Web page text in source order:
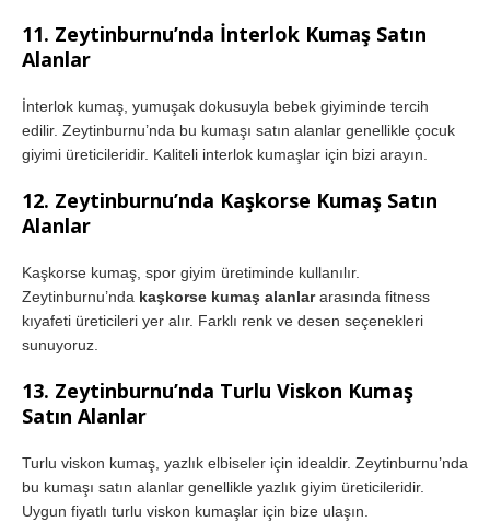
11. Zeytinburnu’nda İnterlok Kumaş Satın
Alanlar
İnterlok kumaş, yumuşak dokusuyla bebek giyiminde tercih
edilir. Zeytinburnu’nda bu kumaşı satın alanlar genellikle çocuk
giyimi üreticileridir. Kaliteli interlok kumaşlar için bizi arayın.
12. Zeytinburnu’nda Kaşkorse Kumaş Satın
Alanlar
Kaşkorse kumaş, spor giyim üretiminde kullanılır.
Zeytinburnu’nda kaşkorse kumaş alanlararasında fitness
kıyafeti üreticileri yer alır. Farklı renk ve desen seçenekleri
sunuyoruz.
13. Zeytinburnu’nda Turlu Viskon Kumaş
Satın Alanlar
Turlu viskon kumaş, yazlık elbiseler için idealdir. Zeytinburnu’nda
bu kumaşı satın alanlar genellikle yazlık giyim üreticileridir.
Uygun fiyatlı turlu viskon kumaşlar için bize ulaşın.